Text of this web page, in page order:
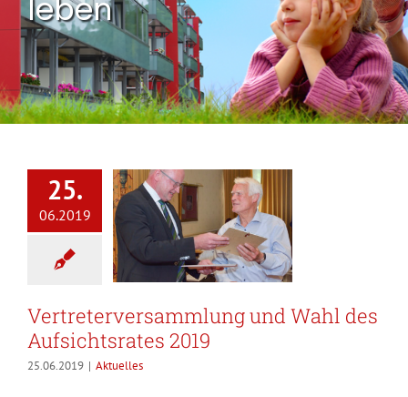
leben
25.
06.2019
Vertreterversammlung und Wahl des
Aufsichtsrates 2019
25.06.2019 | Aktuelles